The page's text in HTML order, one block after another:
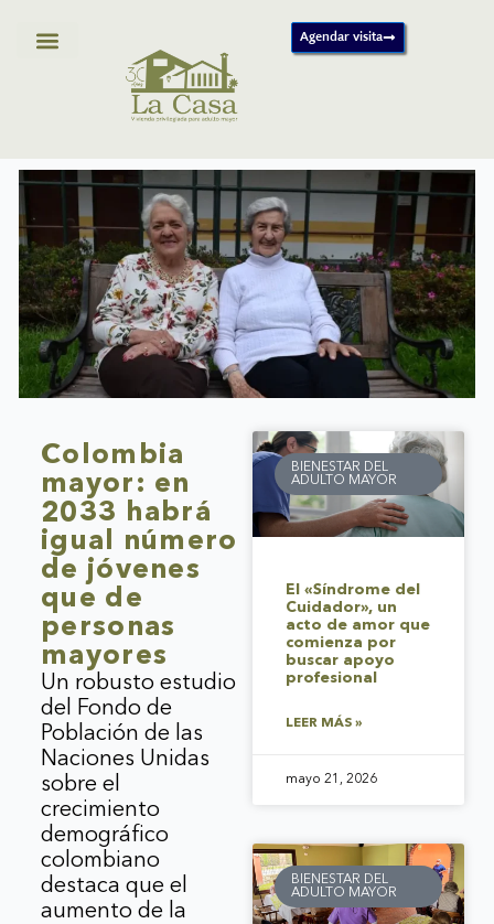
contenido
Agendar visita
Colombia
mayor: en
2033 habrá
igual número
de jóvenes
que de
personas
mayores
Un robusto estudio
del Fondo de
Población de las
Naciones Unidas
sobre el
crecimiento
demográfico
colombiano
destaca que el
aumento de la
BIENESTAR DEL
ADULTO MAYOR
El «Síndrome del
Cuidador», un
acto de amor que
comienza por
buscar apoyo
profesional
LEER MÁS »
mayo 21, 2026
BIENESTAR DEL
ADULTO MAYOR